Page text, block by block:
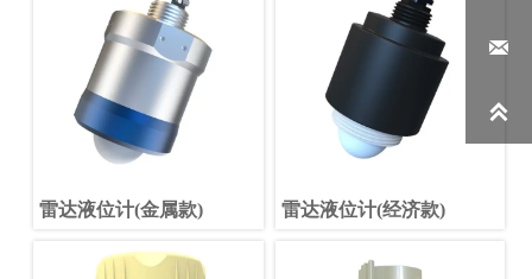
雷达液位计(金属款) 雷达液位计(经济款)

